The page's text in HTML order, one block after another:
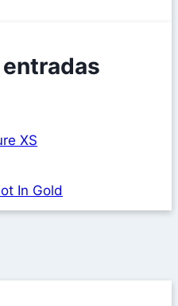
XS
In Gold